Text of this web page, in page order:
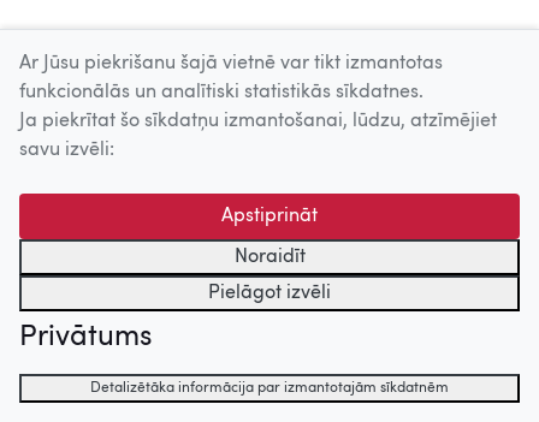
Ar Jūsu piekrišanu šajā vietnē var tikt izmantotas
funkcionālās un analītiski statistikās sīkdatnes.
Ja piekrītat šo sīkdatņu izmantošanai, lūdzu, atzīmējiet
savu izvēli:
Apstiprināt
Noraidīt
Pielāgot izvēli
Privātums
Detalizētāka informācija par izmantotajām sīkdatnēm